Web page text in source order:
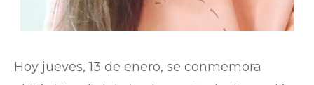
Hoy jueves, 13 de enero, se conmemora